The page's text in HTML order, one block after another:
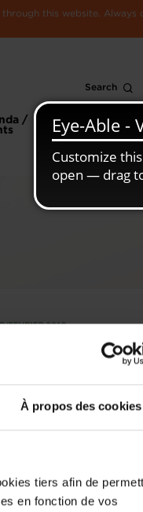
À propos des cookies
tiers afin de
en fonction de vos
this website. Always
Search
/
information